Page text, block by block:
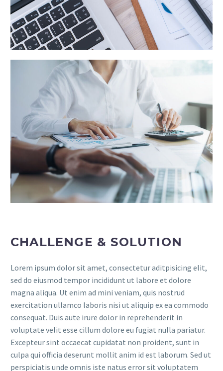
CHALLENGE & SOLUTION
Lorem ipsum dolor sit amet, consectetur aditpisicing elit,
sed do eiusmod tempor incididunt ut labore et dolore
magna aliqua. Ut enim ad mini veniam, quis nostrud
exercitation ullamco laboris nisi ut aliquip ex ea commodo
consequat. Duis aute irure dolor in reprehenderit in
voluptate velit esse cillum dolore eu fugiat nulla pariatur.
Excepteur sint occaecat cupidatat non proident, sunt in
culpa qui officia deserunt mollit anim id est laborum. Sed ut
perspiciatis unde omnis iste natus error sit voluptatem